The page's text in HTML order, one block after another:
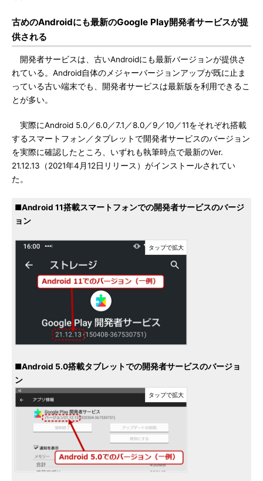
古めのAndroidにも最新のGoogle Play開発者サービスが提
供される
開発者サービスは、古いAndroidにも最新バージョンが提供さ
れている。Android自体のメジャーバージョンアップが既に止ま
っている古い端末でも、開発者サービスは最新版を利用できるこ
とが多い。
実際にAndroid 5.0／6.0／7.1／8.0／9／10／11をそれぞれ搭載
するスマートフォン／タブレットで開発者サービスのバージョン
を実際に確認したところ、いずれも執筆時点で最新のVer.
21.12.13（2021年4月12日リリース）がインストールされてい
た。
■Android 11搭載スマートフォンでの開発者サービスのバージ
ョン
■Android 5.0搭載タブレットでの開発者サービスのバージョ
ン